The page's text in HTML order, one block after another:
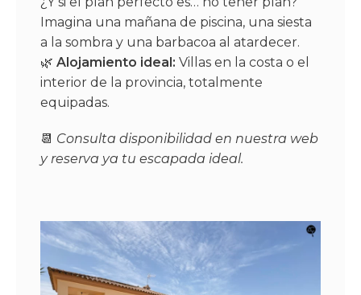
Imagina una mañana de piscina, una siesta
a la sombra y una barbacoa al atardecer.
🌿 Alojamiento ideal: Villas en la costa o el
interior de la provincia, totalmente
equipadas.
📆 Consulta disponibilidad en nuestra web
y reserva ya tu escapada ideal.